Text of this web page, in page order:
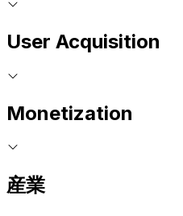
User Acquisition
Monetization
産業